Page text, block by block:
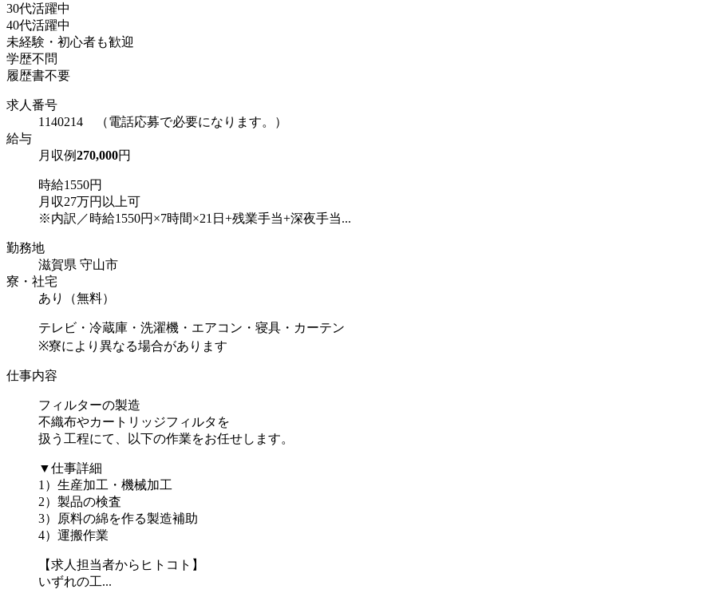
30代活躍中
40代活躍中
未経験・初心者も歓迎
学歴不問
履歴書不要
求人番号
1140214 （電話応募で必要になります。）
給与
月収例270,000円
時給1550円
月収27万円以上可
※内訳／時給1550円×7時間×21日+残業手当+深夜手当...
勤務地
滋賀県 守山市
寮・社宅
あり（無料）
テレビ・冷蔵庫・洗濯機・エアコン・寝具・カーテン
※寮により異なる場合があります
仕事内容
フィルターの製造
不織布やカートリッジフィルタを
扱う工程にて、以下の作業をお任せします。
▼仕事詳細
1）生産加工・機械加工
2）製品の検査
3）原料の綿を作る製造補助
4）運搬作業
【求人担当者からヒトコト】
いずれの工...